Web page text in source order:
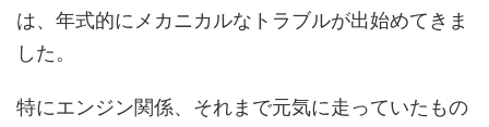
は、年式的にメカニカルなトラブルが出始めてきま
した。
特にエンジン関係、それまで元気に走っていたもの